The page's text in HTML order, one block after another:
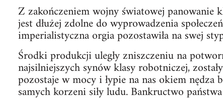
Z zakończeniem wojny światowej
jest dłużej zdolne do wyprowadzenia
imperialistyczna orgia pozostawiła na swej
Środki produkcji uległy zniszczeniu na
najsilniejszych synów klasy robotniczej,
pozostaje w mocy i łypie na nas okiem
samych korzeni siły ludu. Bankructwo